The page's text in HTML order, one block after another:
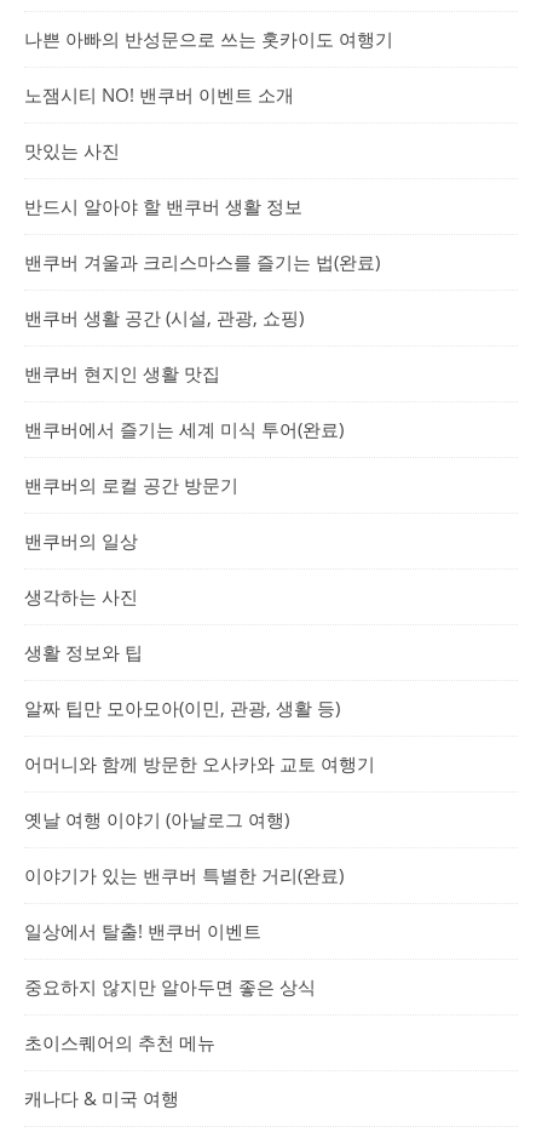
나쁜 아빠의 반성문으로 쓰는 홋카이도 여행기
노잼시티 NO! 밴쿠버 이벤트 소개
맛있는 사진
반드시 알아야 할 밴쿠버 생활 정보
밴쿠버 겨울과 크리스마스를 즐기는 법(완료)
밴쿠버 생활 공간 (시설, 관광, 쇼핑)
밴쿠버 현지인 생활 맛집
밴쿠버에서 즐기는 세계 미식 투어(완료)
밴쿠버의 로컬 공간 방문기
밴쿠버의 일상
생각하는 사진
생활 정보와 팁
알짜 팁만 모아모아(이민, 관광, 생활 등)
어머니와 함께 방문한 오사카와 교토 여행기
옛날 여행 이야기 (아날로그 여행)
이야기가 있는 밴쿠버 특별한 거리(완료)
일상에서 탈출! 밴쿠버 이벤트
중요하지 않지만 알아두면 좋은 상식
초이스퀘어의 추천 메뉴
캐나다 & 미국 여행